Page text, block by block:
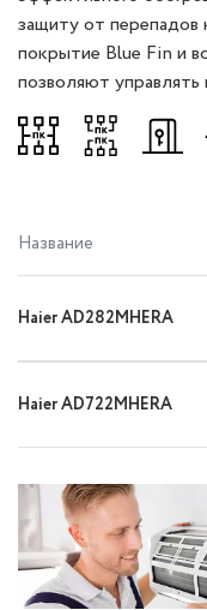
защиту от перепадов
покрытие Blue Fin и
позволяют управлять
комфортны
Название
Haier AD282MHERA
Haier AD722MHERA